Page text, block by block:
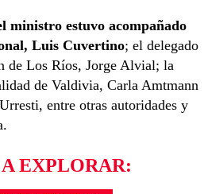
ministro estuvo acompañado
Luis Cuvertino; el delegado
de Los Ríos, Jorge Alvial; la
de Valdivia, Carla Amtmann
entre otras autoridades y
EXPLORAR: